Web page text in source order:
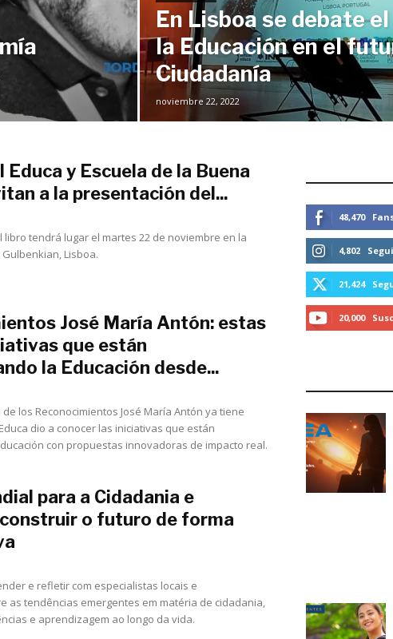
En Lisboa se debate
la Educación en el
Ciudadanía
noviembre 22, 2022
Educa y Escuela de la Buena
a la presentación del...
libro tendrá lugar el martes 22 de noviembre en la
Lisboa.
José María Antón: estas
que están
la Educación desde...
los Reconocimientos José María Antón ya tiene
dio a conocer las iniciativas que están
con propuestas innovadoras de impacto real.
para a Cidadania e
o futuro de forma
e refletir com especialistas locais e
as tendências emergentes em matéria de cidadania,
e aprendizagem ao longo da vida.
48,470
4,802
21,424
20,000